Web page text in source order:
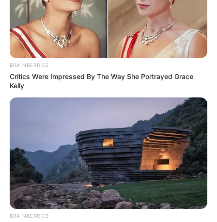
in
Testvére tárta fel az igazságot
Jimmy haláláról, így már érthető
miért titkolták
BRAINBERRIES
Critics Were Impressed By The Way She Portrayed Grace
Kelly
BRAINBERRIES